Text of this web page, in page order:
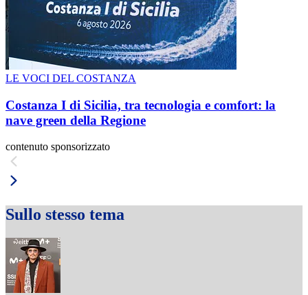
LE VOCI DEL COSTANZA
Costanza I di Sicilia, tra tecnologia e comfort: la
nave green della Regione
contenuto sponsorizzato
Sullo stesso tema